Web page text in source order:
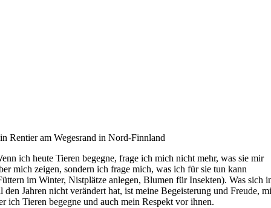
Rentier am Wegesrand in Nord-Finnland
ich heute Tieren begegne, frage ich mich nicht mehr, was sie mir
mich zeigen, sondern ich frage mich, was ich für sie tun kann
im Winter, Nistplätze anlegen, Blumen für Insekten). Was sich
den Jahren nicht verändert hat, ist meine Begeisterung und Freude,
ich Tieren begegne und auch mein Respekt vor ihnen.